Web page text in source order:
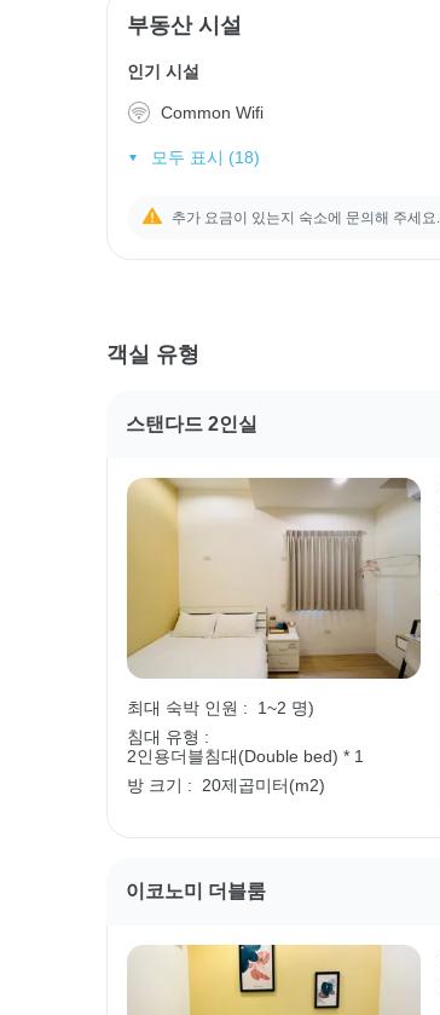
부동산 시설
인기 시설
Common Wifi
모두 표시 (18)
추가 요금이 있는지 숙소에 문의해 주세요.
객실 유형
스탠다드 2인실
최대 숙박 인원 :
1~2 명)
침대 유형 :
2인용더블침대(Double bed) * 1
방 크기 :
20제곱미터(m2)
이코노미 더블룸